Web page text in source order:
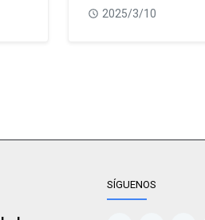
2025/3/10
SÍGUENOS